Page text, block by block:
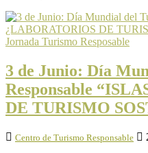
Jornada Turismo Resposable
3 de Junio: Día
Responsable
DE TURISMO
Centro de Turismo Responsable